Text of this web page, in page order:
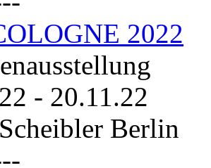
2022
- 20.11.22
Berlin